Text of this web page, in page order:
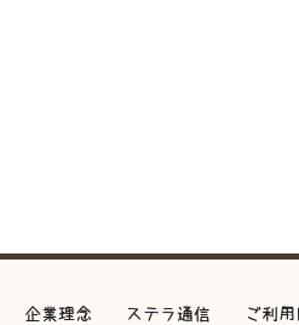
企業理念 ステラ通信 ご利